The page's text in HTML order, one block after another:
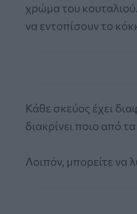
χρώμα του
να εντοπίσουν το
Κάθε σκεύος έχει
διακρίνει ποιο από
Λοιπόν, μπορείτε να